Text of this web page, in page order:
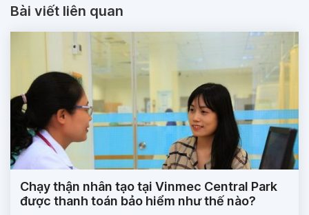
Bài viết liên quan
Chạy thận nhân tạo tại Vinmec Central Park
được thanh toán bảo hiểm như thế nào?